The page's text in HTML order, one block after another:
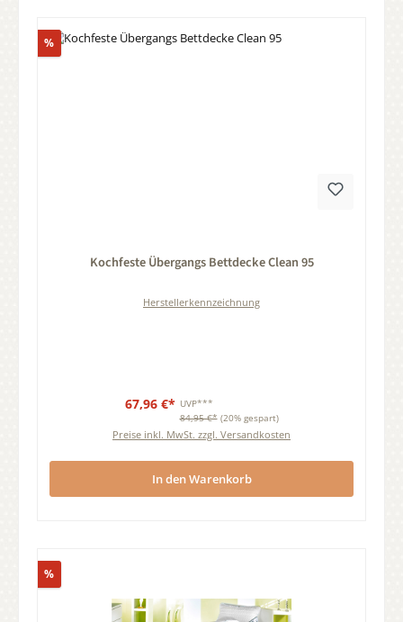
%Rabatt
Kochfeste Übergangs Bettdecke Clean 95
Herstellerkennzeichnung
67,96 €* UVP***
84,95 €* (20% gespart)
Preise inkl. MwSt. zzgl. Versandkosten
In den Warenkorb
%Rabatt